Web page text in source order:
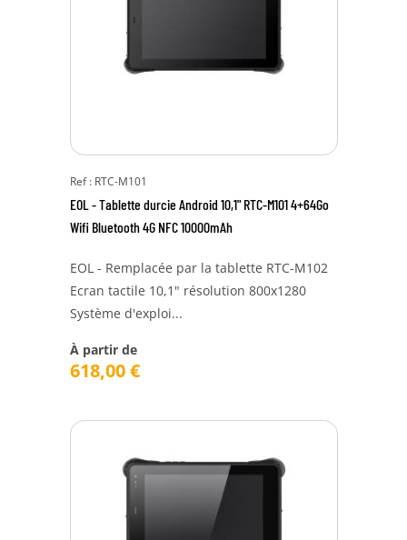
Ref : RTC-M101
EOL - Tablette durcie Android 10,1" RTC-M101 4+64Go
Wifi Bluetooth 4G NFC 10000mAh
EOL - Remplacée par la tablette RTC-M102
Ecran tactile 10,1" résolution 800x1280
Système d'exploi...
À partir de
618,00€